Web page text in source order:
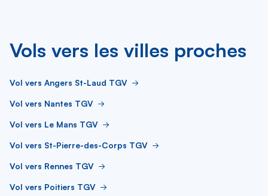
Vols vers les villes proches
Vol vers Angers St-Laud TGV
Vol vers Nantes TGV
Vol vers Le Mans TGV
Vol vers St-Pierre-des-Corps TGV
Vol vers Rennes TGV
Vol vers Poitiers TGV